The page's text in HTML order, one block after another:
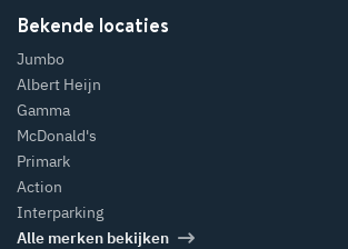
Bekende locaties
Jumbo
Albert Heijn
Gamma
McDonald's
Primark
Action
Interparking
Alle merken bekijken